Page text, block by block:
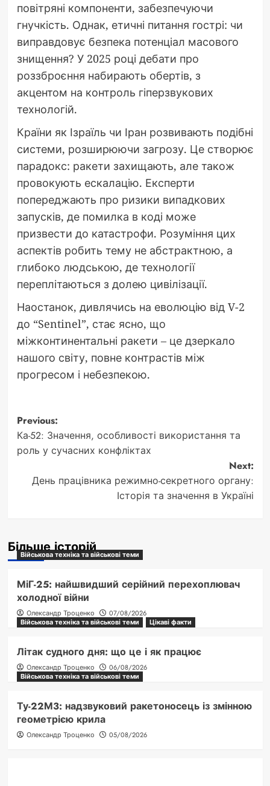
повітряні компоненти, забезпечуючи
гнучкість. Однак, етичні питання гострі: чи
виправдовує безпека потенціал масового
знищення? У 2025 році дебати про
роззброєння набирають обертів, з
акцентом на контроль гіперзвукових
технологій.
Країни як Ізраїль чи Іран розвивають подібні
системи, розширюючи загрозу. Це створює
парадокс: ракети захищають, але також
провокують ескалацію. Експерти
попереджають про ризики випадкових
запусків, де помилка в коді може
призвести до катастрофи. Розуміння цих
аспектів робить тему не абстрактною, а
глибоко людською, де технології
переплітаються з долею цивілізації.
Наостанок, дивлячись на еволюцію від V-2
до “Sentinel”, стає ясно, що
міжконтинентальні ракети – це дзеркало
нашого світу, повне контрастів між
прогресом і небезпекою.
Post
navigation
Previous:
Ка-52: Значення, особливості використання та
роль у сучасних конфліктах
Next:
День працівника режимно-секретного органу:
Історія та значення в Україні
Більше історій
Військова техніка та військові теми
МіГ-25: найшвидший серійний перехоплювач
холодної війни
Олександр Троценко
07/08/2026
Військова техніка та військові теми
Цікаві факти
Літак судного дня: що це і як працює
Олександр Троценко
06/08/2026
Військова техніка та військові теми
Ту-22М3: надзвуковий ракетоносець із змінною
геометрією крила
Олександр Троценко 05/08/2026